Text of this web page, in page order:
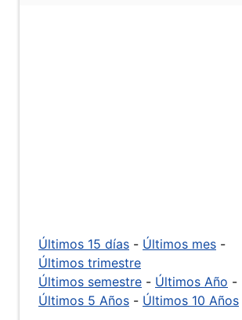
Últimos 15 días - Últimos mes -
Últimos trimestre
Últimos semestre - Últimos Año -
Últimos 5 Años - Últimos 10 Años